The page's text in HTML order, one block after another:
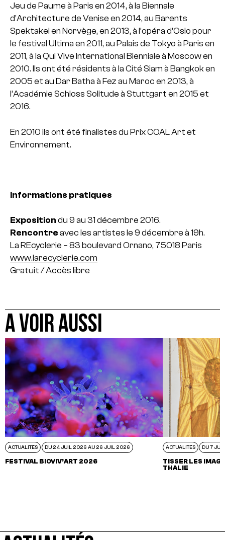
Jeu de Paume à Paris en 2014, à la Biennale
d’Architecture de Venise en 2014, au Barents
Spektakel en Norvège, en 2013, à l’opéra d’Oslo pour
le festival Ultima en 2011, au Palais de Tokyo à Paris en
2011, à la Qui Vive International Bienniale à Moscow en
2010. Ils ont été résidents à la Cité Siam à Bangkok en
2005 et au Dar Batha à Fez au Maroc en 2013, à
l’Académie Schloss Solitude à Stuttgart en 2015 et
2016.
En 2010 ils ont été finalistes du Prix COAL Art et
Environnement.
Informations pratiques
Exposition du 9 au 31 décembre 2016.
Rencontre avec les artistes le 9 décembre à 19h.
La REcyclerie – 83 boulevard Ornano, 75018 Paris
www.larecyclerie.com
Gratuit / Accès libre
A VOIR AUSSI
ACTUALITÉS DU 24 JUIL 2026 AU 26 JUIL 2026
FESTIVAL BIOVIV’ART 2026
ACTUALITÉS DU 7
TISSER LES
THALIE